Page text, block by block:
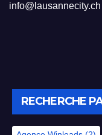
info@lausannecity.ch
RECHERCHE